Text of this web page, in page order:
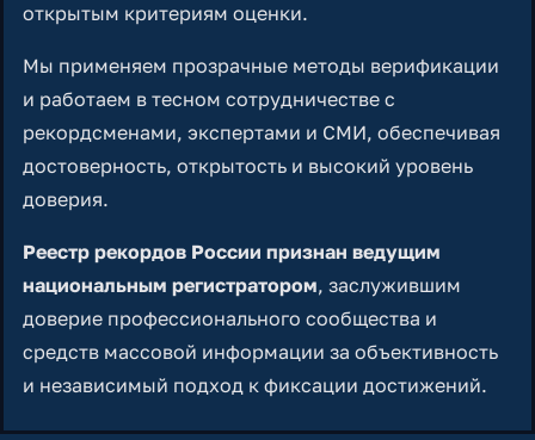
открытым критериям оценки.
Мы применяем прозрачные методы верификации
и работаем в тесном сотрудничестве с
рекордсменами, экспертами и СМИ, обеспечивая
достоверность, открытость и высокий уровень
доверия.
Реестр рекордов России признан ведущим
национальным регистратором, заслужившим
доверие профессионального сообщества и
средств массовой информации за объективность
и независимый подход к фиксации достижений.